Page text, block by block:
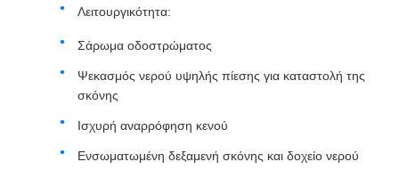
Λειτουργικότητα:
Σάρωμα οδοστρώματος
Ψεκασμός νερού υψηλής πίεσης για καταστολή της
σκόνης
Ισχυρή αναρρόφηση κενού
Ενσωματωμένη δεξαμενή σκόνης και δοχείο νερού